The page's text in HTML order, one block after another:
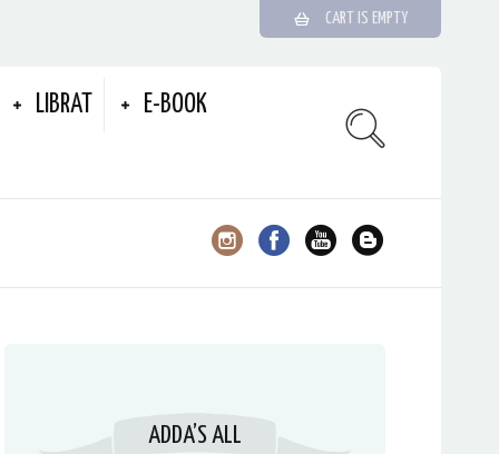
CART IS EMPTY
LIBRAT E-BOOK
ADDA’S ALL